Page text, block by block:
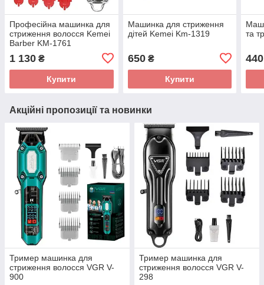
Професійна машинка для
стриження волосся Kemei
Barber KM-1761
1 130 ₴
Купити
Машинка для стриження
дітей Kemei Km-1319
650₴
Купити
та
440
Акційні пропозиції та новинки
Тример машинка для
стриження волосся VGR V-
900
Тример машинка для
стриження волосся VGR V-
298